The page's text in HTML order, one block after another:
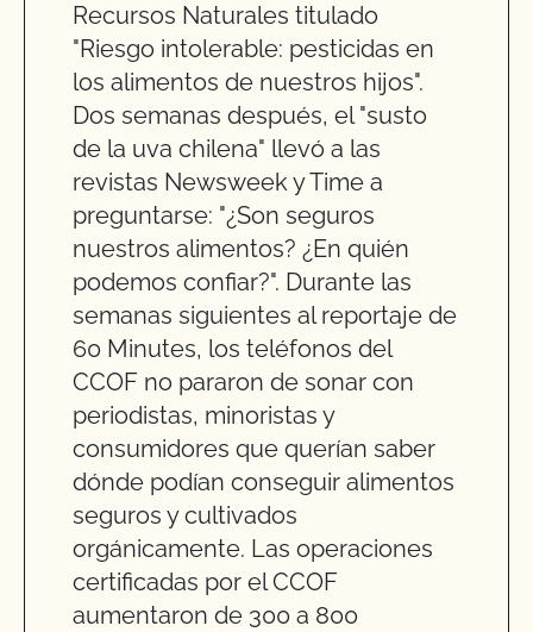
Recursos Naturales titulado
"Riesgo intolerable: pesticidas en
los alimentos de nuestros hijos".
Dos semanas después, el "susto
de la uva chilena" llevó a las
revistas Newsweek y Time a
preguntarse: "¿Son seguros
nuestros alimentos? ¿En quién
podemos confiar?". Durante las
semanas siguientes al reportaje de
60 Minutes, los teléfonos del
CCOF no pararon de sonar con
periodistas, minoristas y
consumidores que querían saber
dónde podían conseguir alimentos
seguros y cultivados
orgánicamente. Las operaciones
certificadas por el CCOF
aumentaron de 300 a 800